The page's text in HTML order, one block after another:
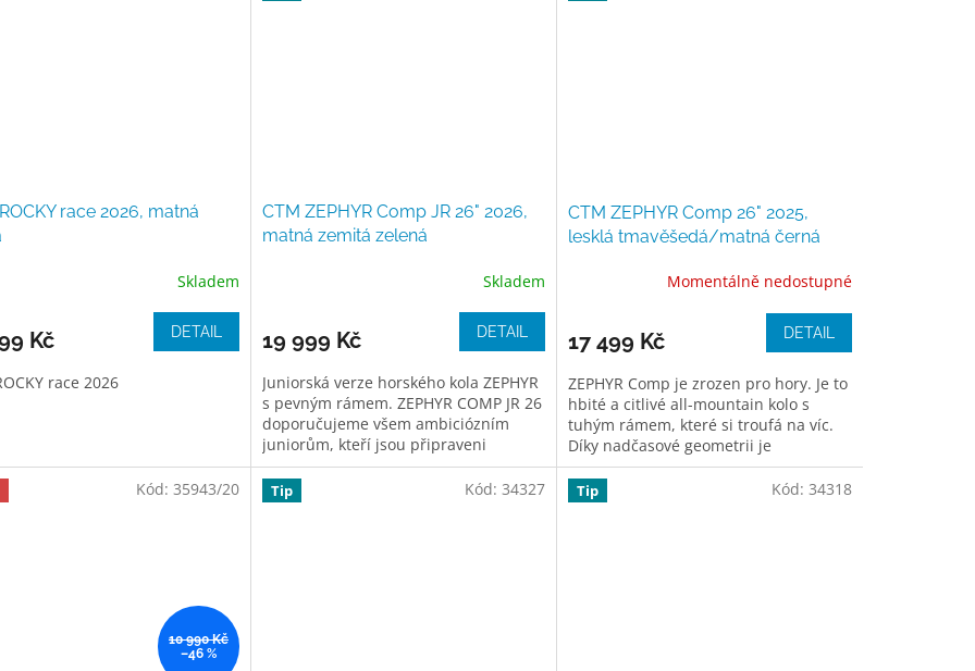
race 2026, matná
Skladem
Kč DETAIL
race 2026
CTM ZEPHYR Comp JR 26" 2026,
matná zemitá zelená
Skladem
19 999 Kč DETAIL
Juniorská verze horského kola ZEPHYR
s pevným rámem. ZEPHYR COMP JR 26
doporučujeme všem ambiciózním
juniorům, kteří jsou připraveni
posunout své jezdecké dovednosti na
novou...
CTM ZEPHYR Comp 26" 2025,
lesklá tmavěšedá/matná černá
Momentálně nedostupné
17 499 Kč DETAIL
ZEPHYR Comp je zrozen pro hory. Je to
hbité a citlivé all-mountain kolo s
tuhým rámem, které si troufá na víc.
Díky nadčasové geometrii je
mimořádně hbité a rychlé a na
trailech...
10 990 Kč
–46 %
Kód: 35943/20 Tip Kód: 34327 Tip Kód: 34318